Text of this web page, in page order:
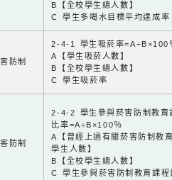
B【全校學生總人數】
C 學生多喝水目標平均達成率
防制
2-4-1 學生吸菸率=A÷B×100
A【學生吸菸人數】
B【全校學生總人數】
C 學生吸菸率
防制
2-4-2 學生參與菸害防制教育
比率=A÷B×100％
A【曾經上過有關菸害防制教
學生人數】
B【全校學生總人數】
C 學生參與菸害防制教育課程